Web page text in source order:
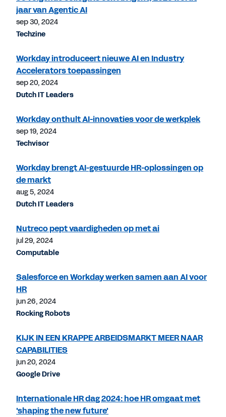
jaar van Agentic AI
sep 30, 2024
Techzine
Workday introduceert nieuwe AI en Industry
Accelerators toepassingen
sep 20, 2024
Dutch IT Leaders
Workday onthult AI-innovaties voor de werkplek
sep 19, 2024
Techvisor
Workday brengt AI-gestuurde HR-oplossingen op
de markt
aug 5, 2024
Dutch IT Leaders
Nutreco pept vaardigheden op met ai
jul 29, 2024
Computable
Salesforce en Workday werken samen aan AI voor
HR
jun 26, 2024
Rocking Robots
KIJK IN EEN KRAPPE ARBEIDSMARKT MEER NAAR
CAPABILITIES
jun 20, 2024
Google Drive
Internationale HR dag 2024: hoe HR omgaat met
'shaping the new future'